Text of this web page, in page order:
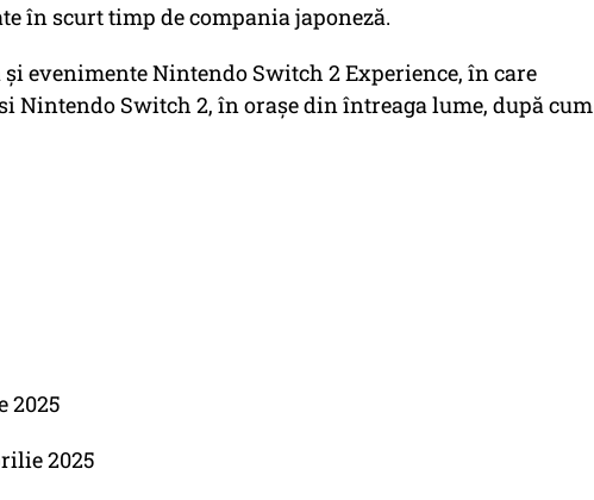
în scurt timp de compania japoneză.
evenimente Nintendo Switch 2 Experience, în care
Nintendo Switch 2, în orașe din întreaga lume, după cum
2025
2025